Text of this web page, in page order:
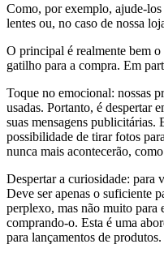
Como, por exemplo, ajude-los
lentes ou, no caso de nossa
O principal é realmente bem
gatilho para a compra. Em
Toque no emocional: nossas
usadas. Portanto, é despertar
suas mensagens publicitárias.
possibilidade de tirar fotos
nunca mais acontecerão,
Despertar a curiosidade: para
Deve ser apenas o suficiente
perplexo, mas não muito para
comprando-o. Esta é uma
para lançamentos de produtos.